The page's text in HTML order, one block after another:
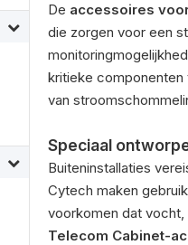
De accessoires
die zorgen voor een
kritieke
van
Speciaal
Buiteninstallaties
Cytech maken
voorkomen dat
Telecom Cabinet-